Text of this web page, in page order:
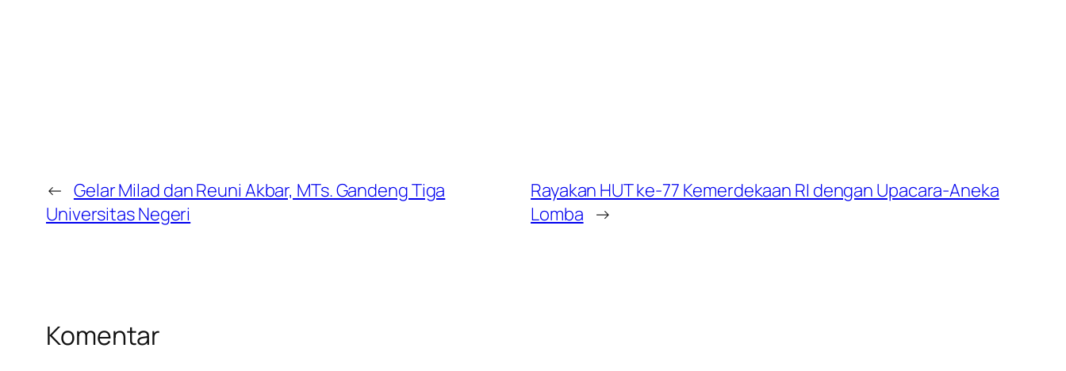
← Gelar Milad dan Reuni Akbar, MTs. Gandeng Tiga
Universitas Negeri
Rayakan HUT ke-77 Kemerdekaan RI dengan Upacara-Aneka
Lomba →
Komentar